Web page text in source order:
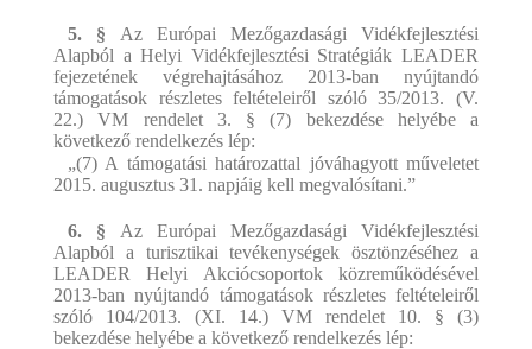
5. § Az Európai Mezőgazdasági Vidékfejlesztési
Alapból a Helyi Vidékfejlesztési Stratégiák LEADER
fejezetének végrehajtásához 2013-ban nyújtandó
támogatások részletes feltételeiről szóló 35/2013. (V.
22.) VM rendelet 3. § (7) bekezdése helyébe a
következő rendelkezés lép:
„(7) A támogatási határozattal jóváhagyott műveletet
2015. augusztus 31. napjáig kell megvalósítani.”
6. § Az Európai Mezőgazdasági Vidékfejlesztési
Alapból a turisztikai tevékenységek ösztönzéséhez a
LEADER Helyi Akciócsoportok közreműködésével
2013-ban nyújtandó támogatások részletes feltételeiről
szóló 104/2013. (XI. 14.) VM rendelet 10. § (3)
bekezdése helyébe a következő rendelkezés lép: